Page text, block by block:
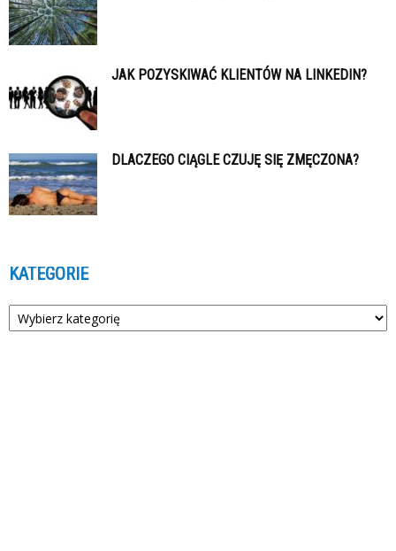
JAK POZYSKIWAĆ KLIENTÓW NA LINKEDIN?
DLACZEGO CIĄGLE CZUJĘ SIĘ ZMĘCZONA?
KATEGORIE
Kategorie